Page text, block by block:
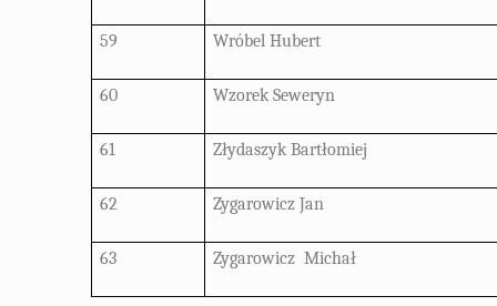
59 Wróbel Hubert
60 Wzorek Seweryn
61 Złydaszyk Bartłomiej
62 Zygarowicz Jan
63 Zygarowicz Michał